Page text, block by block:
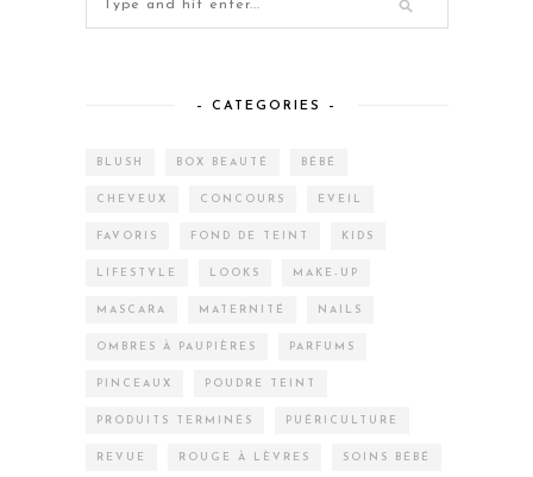
– CATEGORIES –
BLUSH BOX BEAUTÉ BÉBÉ
CHEVEUX CONCOURS EVEIL
FAVORIS FOND DE TEINT KIDS
LIFESTYLE LOOKS MAKE-UP
MASCARA MATERNITÉ NAILS
OMBRES À PAUPIÈRES PARFUMS
PINCEAUX POUDRE TEINT
PRODUITS TERMINÉS PUÉRICULTURE
REVUE ROUGE À LÈVRES SOINS BÉBÉ